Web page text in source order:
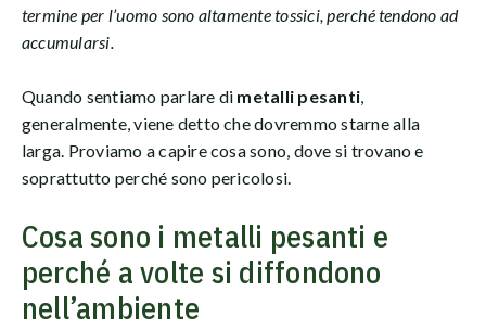
termine per l’uomo sono altamente tossici, perché tendono ad
accumularsi.
Quando sentiamo parlare di metalli pesanti,
generalmente, viene detto che dovremmo starne alla
larga. Proviamo a capire cosa sono, dove si trovano e
soprattutto perché sono pericolosi.
Cosa sono i metalli pesanti e
perché a volte si diffondono
nell’ambiente